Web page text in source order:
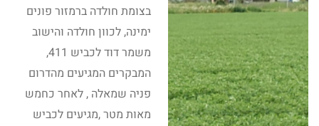
בצומת חולדה ברמזור פונים
ימינה, לכוון חולדה והישוב
משמר דוד לכביש 411,
המבקרים המגיעים מהדרום
פניה שמאלה , לאחר כחמש
מאות מטר ,מגיעים לכביש